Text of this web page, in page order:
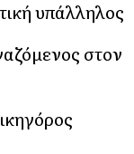
υπάλληλος
στον